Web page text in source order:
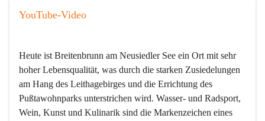
YouTube-Video
Heute ist Breitenbrunn am Neusiedler See ein Ort mit sehr
hoher Lebensqualität, was durch die starken Zusiedelungen
am Hang des Leithagebirges und die Errichtung des
Pußtawohnparks unterstrichen wird. Wasser- und Radsport,
Wein, Kunst und Kulinarik sind die Markenzeichen eines